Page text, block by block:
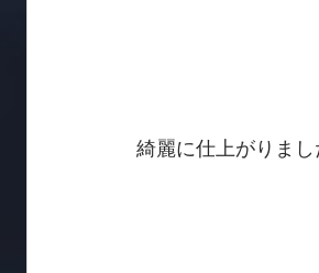
綺麗に仕上がりまし